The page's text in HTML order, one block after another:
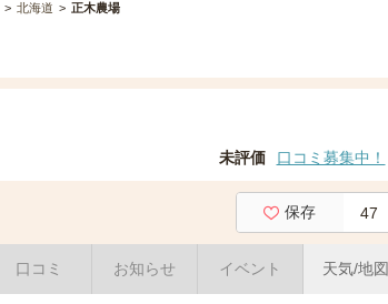
北海道 正木農場
未評価 口コミ募集中！
保存 47
口コミ お知らせ イベント 天気/地図